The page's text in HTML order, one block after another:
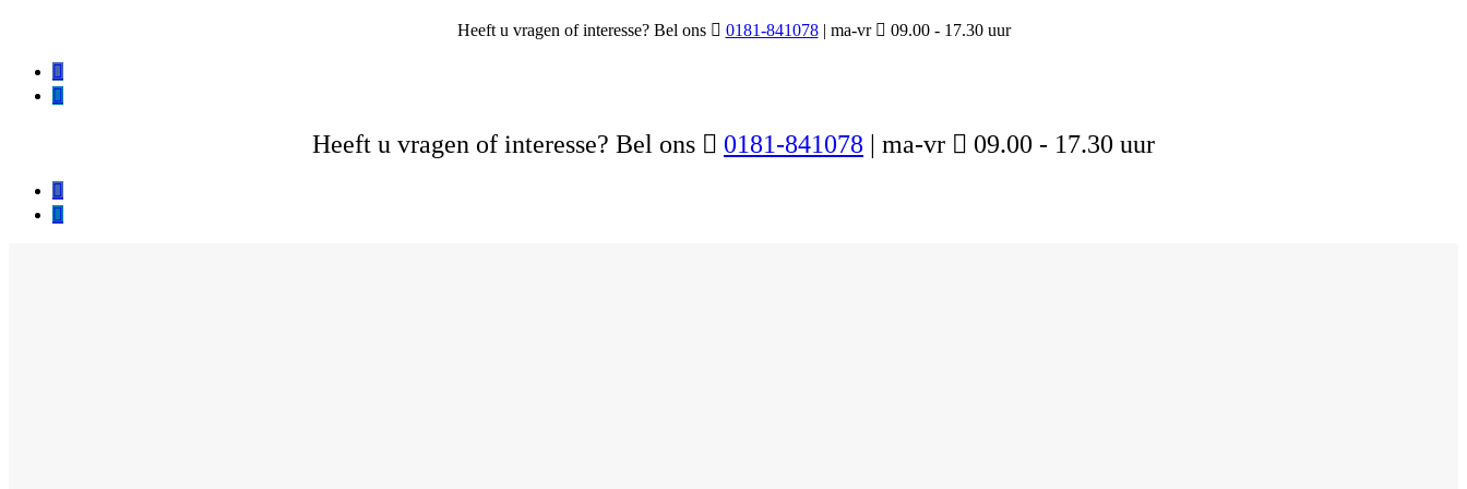
Heeft u vragen of interesse? Bel ons  0181-841078| ma-vr  09.00 - 17.30uur


Heeft u vragen of interesse? Bel ons  0181-841078 | ma-vr  09.00 - 17.30 uur

